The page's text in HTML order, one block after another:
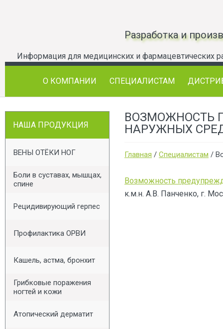
Разработка и
О КОМПАНИИ СПЕЦИАЛИСТАМ
НАША ПРОДУКЦИЯ
ВЕНЫ ОТЁКИ НОГ
Боли в суставах, мышцах,
спине
Рецидивирующий герпес
Профилактика ОРВИ
Кашель, астма, бронхит
Грибковые поражения
ногтей и кожи
Атопический дерматит
ВОЗМОЖНОСТЬ
НАРУЖНЫХ
Главная / Специалистам /
Возможность
к.м.н. А.В. Панченко, г.